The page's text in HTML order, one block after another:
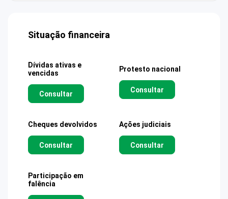
Situação financeira
Dívidas ativas e
vencidas
Consultar
Protesto nacional
Consultar
Cheques devolvidos
Consultar
Ações judiciais
Consultar
Participação em
falência